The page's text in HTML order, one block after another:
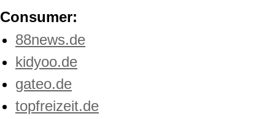
Consumer:
88news.de
kidyoo.de
gateo.de
topfreizeit.de